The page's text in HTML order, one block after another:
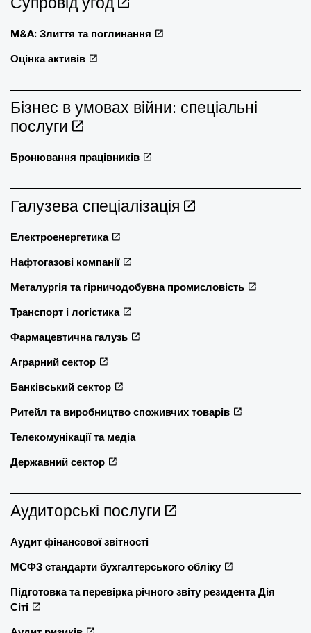
M&A: Злиття та поглинання
Оцінка активів
Бізнес в умовах війни: спеціальні
послуги
Бронювання працівників
Галузева спеціалізація
Електроенергетика
Нафтогазові компанії
Металургія та гірничодобувна промисловість
Транспорт і логістика
Фармацевтична галузь
Аграрний сектор
Банківський сектор
Ритейл та виробництво споживчих товарів
Телекомунікації та медіа
Державний сектор
Аудиторські послуги
Аудит фінансової звітності
МСФЗ стандарти бухгалтерського обліку
Підготовка та перевірка річного звіту резидента Дія
Сіті